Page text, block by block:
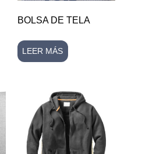
BOLSA DE TELA
LEER MÁS